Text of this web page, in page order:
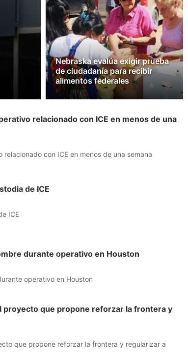
Nebraska evalúa exigir prueba
de ciudadanía para recibir
alimentos federales
relacionado con ICE en menos de una
con ICE en menos de una semana
de ICE
ICE
durante operativo en Houston
operativo en Houston
proyecto que propone reforzar la frontera y
que propone reforzar la frontera y regularizar a